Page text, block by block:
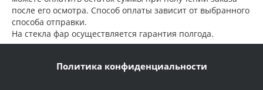
после его осмотра. Способ оплаты зависит от выбранного
способа отправки.
На стекла фар осуществляется гарантия полгода.
Политика конфиденциальности